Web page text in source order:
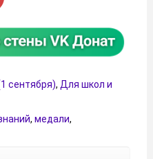
сентября), Для школ и
, медали,